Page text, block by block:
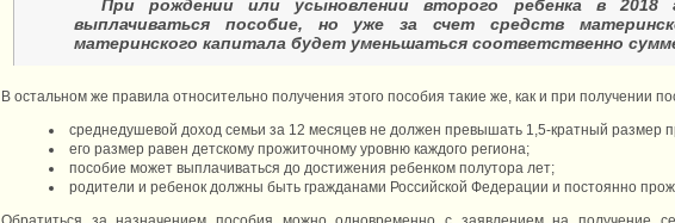
При рождении или усыновлении второго ребенка в 2018
выплачиваться пособие, но уже за счет средств
материнского капитала будет уменьшаться соответственно
В остальном же правила относительно получения этого пособия такие же, как и при получении
среднедушевой доход семьи за 12 месяцев не должен превышать 1,5-кратный размер
его размер равен детскому прожиточному уровню каждого региона;
пособие может выплачиваться до достижения ребенком полутора лет;
родители и ребенок должны быть гражданами Российской Федерации и постоянно